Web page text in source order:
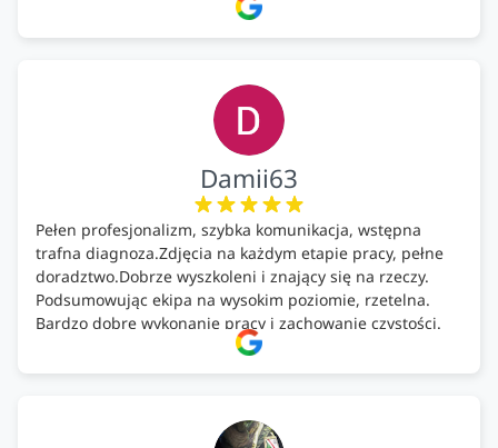
wykonany montaż w świetnej atmosferze! Polecam!
Damii63
Pełen profesjonalizm, szybka komunikacja, wstępna
trafna diagnoza.Zdjęcia na każdym etapie pracy, pełne
doradztwo.Dobrze wyszkoleni i znający się na rzeczy.
Podsumowując ekipa na wysokim poziomie, rzetelna.
Bardzo dobre wykonanie pracy i zachowanie czystości.